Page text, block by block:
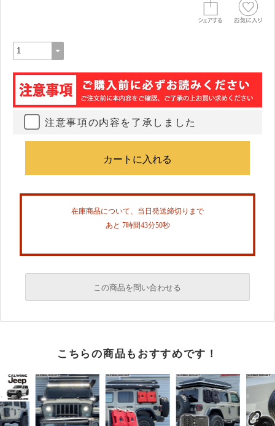
注意事項の内容を了承しました
在庫商品について、当日発送締切りまで
あと 7時間43分50秒
この商品を問い合わせる
必須
こちらの商品もおすすめです！